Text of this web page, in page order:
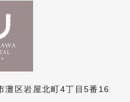
灘区岩屋北町4丁目5番16